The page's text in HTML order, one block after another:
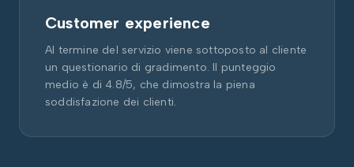
Customer experience
Al termine del servizio viene sottoposto al cliente
un questionario di gradimento. Il punteggio
medio è di 4.8/5, che dimostra la piena
soddisfazione dei clienti.